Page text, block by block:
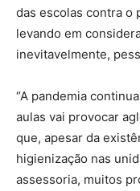
das escolas contra o
levando em
inevitavelmente,
“A pandemia
aulas vai provocar
que, apesar da
higienização nas
assessoria, muitos